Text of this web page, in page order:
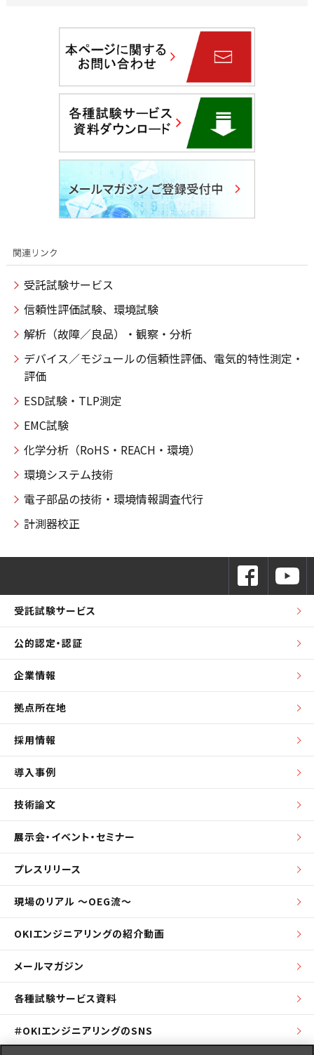
受託試験サービス
信頼性評価試験、環境試験
解析（故障／良品）・観察・分析
デバイス／モジュールの信頼性評価、電気的特性測定・
評価
ESD試験・TLP測定
EMC試験
化学分析（RoHS・REACH・環境）
環境システム技術
電子部品の技術・環境情報調査代行
計測器校正
受託試験サービス
公的認定・認証
企業情報
拠点所在地
採用情報
導入事例
技術論文
展示会・イベント・セミナー
プレスリリース
現場のリアル ～OEG流～
OKIエンジニアリングの紹介動画
メールマガジン
各種試験サービス資料
＃OKIエンジニアリングのSNS